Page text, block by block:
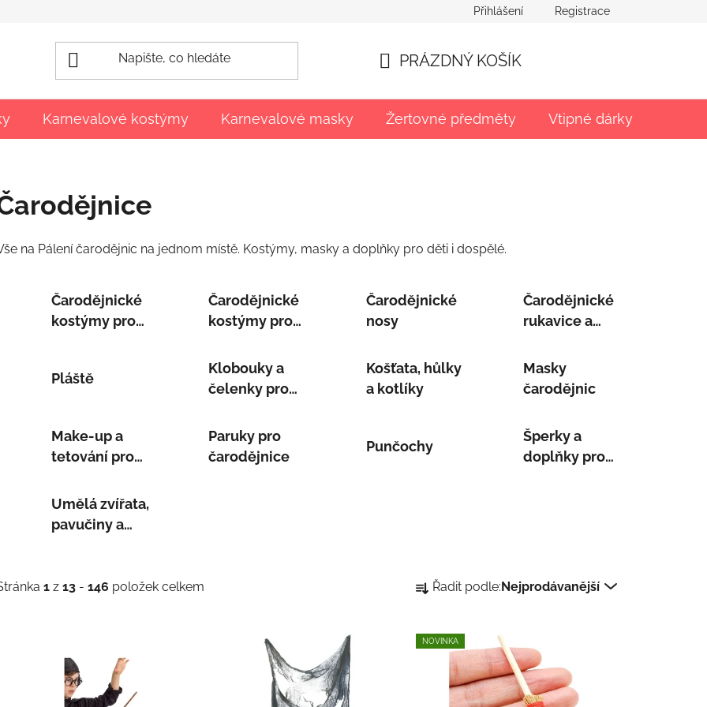
Přihlášení Registrace
KOŠÍK
PRÁZDNÝ KOŠÍK
Karnevalové kostýmy Karnevalové masky Žertovné předměty Vtipné dárky
na Pálení čarodějnic na jednom místě. Kostýmy, masky a doplňky pro děti i dospělé.
Čarodějnické
kostýmy pro
Čarodějnické
kostýmy pro
Čarodějnické
nosy
Čarodějnické
rukavice a
Pláště
Klobouky a
čelenky pro
Košťata, hůlky
a kotlíky
Masky
čarodějnic
Make-up a
tetování pro
Paruky pro
čarodějnice
Punčochy
Šperky a
doplňky pro
Umělá zvířata,
pavučiny a
1 z 13 - 146 položek celkem
a
e
n
Řadit podle:Nejprodávanější
NOVINKA